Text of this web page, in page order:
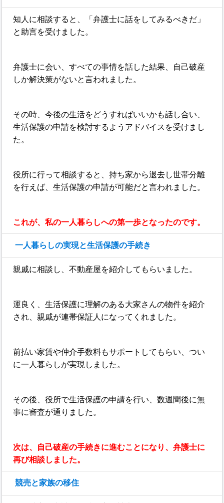
知人に相談すると、「弁護士に話をしてみるべきだ」
と助言を受けました。
弁護士に会い、すべての事情を話した結果、自己破産
しか解決策がないと言われました。
その時、今後の生活をどうすればいいかも話し合い、
生活保護の申請を検討するようアドバイスを受けまし
た。
役所に行って相談すると、持ち家から退去し世帯分離
を行えば、生活保護の申請が可能だと言われました。
これが、私の一人暮らしへの第一歩となったのです。
一人暮らしの実現と生活保護の手続き
親戚に相談し、不動産屋を紹介してもらいました。
運良く、生活保護に理解のある大家さんの物件を紹介
され、親戚が連帯保証人になってくれました。
前払い家賃や仲介手数料もサポートしてもらい、つい
に一人暮らしが実現しました。
その後、役所で生活保護の申請を行い、数週間後に無
事に審査が通りました。
次は、自己破産の手続きに進むことになり、弁護士に
再び相談しました。
競売と家族の移住